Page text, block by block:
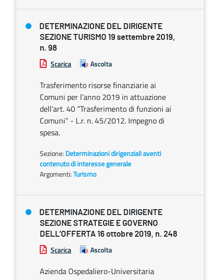
DETERMINAZIONE DEL DIRIGENTE
SEZIONE TURISMO 19 settembre 2019,
n. 98
Scarica Ascolta
Trasferimento risorse finanziarie ai
Comuni per l’anno 2019 in attuazione
dell’art. 40 “Trasferimento di funzioni ai
Comuni” - L.r. n. 45/2012. Impegno di
spesa.
Sezione: Determinazioni dirigenziali aventi
contenuto di interesse generale
Argomenti:Turismo
DETERMINAZIONE DEL DIRIGENTE
SEZIONE STRATEGIE E GOVERNO
DELL’OFFERTA 16 ottobre 2019, n. 248
Scarica Ascolta
Azienda Ospedaliero-Universitaria